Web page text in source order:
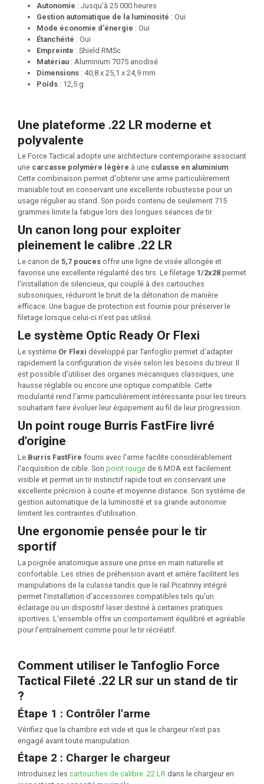
Autonomie : Jusqu'à 25 000 heures
Gestion automatique de la luminosité : Oui
Mode économie d'énergie : Oui
Étanchéité : Oui
Empreinte : Shield RMSc
Matériau : Aluminium 7075 anodisé
Dimensions : 40,8 x 25,1 x 24,9 mm
Poids : 12,5 g
Une plateforme .22 LR moderne et
polyvalente
Le Force Tactical adopte une architecture contemporaine associant
une carcasse polymère légère à une culasse en aluminium.
Cette combinaison permet d'obtenir une arme particulièrement
maniable tout en conservant une excellente robustesse pour un
usage régulier au stand. Son poids contenu de seulement 715
grammes limite la fatigue lors des longues séances de tir.
Un canon long pour exploiter
pleinement le calibre .22 LR
Le canon de 5,7 pouces offre une ligne de visée allongée et
favorise une excellente régularité des tirs. Le filetage 1/2x28 permet
l'installation de silencieux, qui couplé à des cartouches
subsoniques, réduiront le bruit de la détonation de manière
efficace. Une bague de protection est fournie pour préserver le
filetage lorsque celui-ci n'est pas utilisé.
Le système Optic Ready Or Flexi
Le système Or Flexi développé par Tanfoglio permet d'adapter
rapidement la configuration de visée selon les besoins du tireur. Il
est possible d'utiliser des organes mécaniques classiques, une
hausse réglable ou encore une optique compatible. Cette
modularité rend l'arme particulièrement intéressante pour les tireurs
souhaitant faire évoluer leur équipement au fil de leur progression.
Un point rouge Burris FastFire livré
d'origine
Le Burris FastFire fourni avec l'arme facilite considérablement
l'acquisition de cible. Son point rouge de 6 MOA est facilement
visible et permet un tir instinctif rapide tout en conservant une
excellente précision à courte et moyenne distance. Son système de
gestion automatique de la luminosité et sa grande autonomie
limitent les contraintes d'utilisation.
Une ergonomie pensée pour le tir
sportif
La poignée anatomique assure une prise en main naturelle et
confortable. Les stries de préhension avant et arrière facilitent les
manipulations de la culasse tandis que le rail Picatinny intégré
permet l'installation d'accessoires compatibles tels qu'un
éclairage ou un dispositif laser destiné à certaines pratiques
sportives. L'ensemble offre un comportement équilibré et agréable
pour l'entraînement comme pour le tir récréatif.
Comment utiliser le Tanfoglio Force
Tactical Fileté .22 LR sur un stand de tir
?
Étape 1 : Contrôler l'arme
Vérifiez que la chambre est vide et que le chargeur n'est pas
engagé avant toute manipulation.
Étape 2 : Charger le chargeur
Introduisez les cartouches de calibre .22 LR dans le chargeur en